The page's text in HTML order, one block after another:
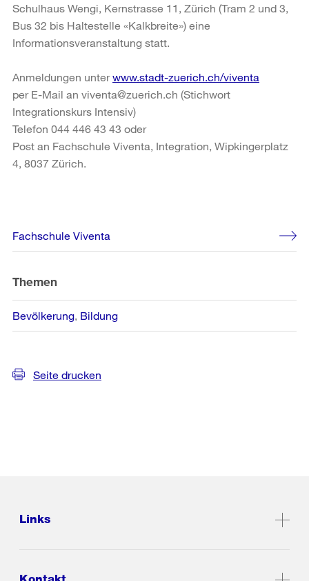
Schulhaus Wengi, Kernstrasse 11, Zürich (Tram 2 und 3,
Bus 32 bis Haltestelle «Kalkbreite») eine
Informationsveranstaltung statt.
Anmeldungen unterwww.stadt-zuerich.ch/viventa
per E-Mail an viventa@zuerich.ch (Stichwort
Integrationskurs Intensiv)
Telefon 044 446 43 43 oder
Post an Fachschule Viventa, Integration, Wipkingerplatz
4, 8037 Zürich.
Weitere
Informationen
Fachschule Viventa
Themen
Bevölkerung Bildung
Seite drucken
Links